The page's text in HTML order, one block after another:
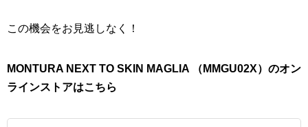
この機会をお見逃しなく！
MONTURA NEXT TO SKIN MAGLIA （MMGU02X）のオン
ラインストアはこちら